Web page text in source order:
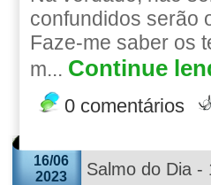
confundidos serão
Faze-me saber os
m... Continue
0 comentários
16/06
2023
Salmo do Dia -